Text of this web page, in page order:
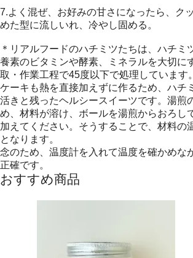
7.よく混ぜ、お好みの甘さになったら、ク
めた型に流しいれ、冷やし固める。
＊リアルフードのハチミツたちは、ハチミ
養素のビタミンや酵素、ミネラルを大切に
取・作業工程で45度以下で処理しています
ケーキも熱を直接加えずに作るため、ハチ
活きと残ったヘルシースイーツです。湯煎
め、材料が溶け、ボールを湯煎からおろし
加えてください。そうすることで、材料の
となります。
念のため、温度計を入れて温度を確かめな
正確です。
おすすめ商品